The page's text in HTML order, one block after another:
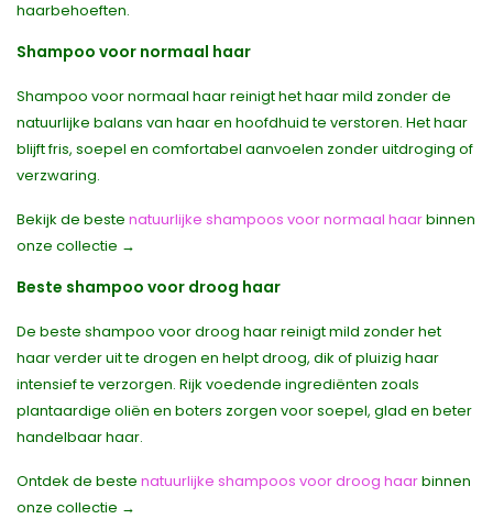
haarbehoeften.
Shampoo voor normaal haar
Shampoo voor normaal haar reinigt het haar mild zonder de
natuurlijke balans van haar en hoofdhuid te verstoren. Het haar
blijft fris, soepel en comfortabel aanvoelen zonder uitdroging of
verzwaring.
Bekijk de beste natuurlijke shampoos voor normaal haarbinnen
onze collectie →
Beste shampoo voor droog haar
De beste shampoo voor droog haar reinigt mild zonder het
haar verder uit te drogen en helpt droog, dik of pluizig haar
intensief te verzorgen. Rijk voedende ingrediënten zoals
plantaardige oliën en boters zorgen voor soepel, glad en beter
handelbaar haar.
Ontdek de beste natuurlijke shampoos voor droog haarbinnen
onze collectie →